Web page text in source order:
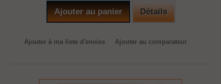
Ajouter au panier Détails
Ajouter à ma liste d'envies Ajouter au comparateur